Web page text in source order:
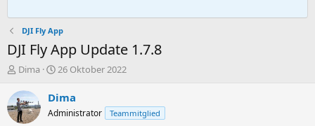
DJI Fly App
DJI Fly App Update 1.7.8
E
s
t
e
Dima
E
s
t
e
26 Oktober 2022
Dima
Administrator Teammitglied